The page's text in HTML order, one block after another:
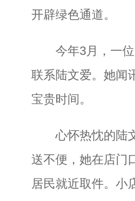
开辟绿色通道。
今年3月，一位
联系陆文爱。她闻
宝贵时间。
心怀热忱的陆文
送不便，她在店门
居民就近取件。小